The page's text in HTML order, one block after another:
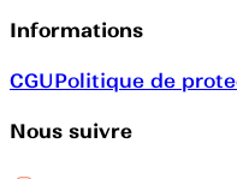
Informations
CGUPolitique de
Nous suivre